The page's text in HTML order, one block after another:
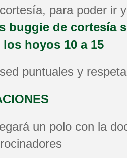
para poder ir
buggie de cortesía
hoyos 10 a 15
puntuales y
un polo con la